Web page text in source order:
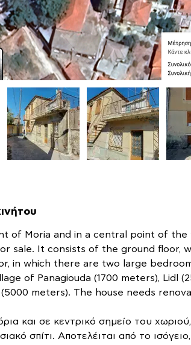
of Moria and in a central point of the
sale. It consists of the ground floor,
in which there are two large
of Panagiouda (1700 meters), Lidl
meters). The house needs
και σε κεντρικό σημείο του
σπίτι. Αποτελέιται από το